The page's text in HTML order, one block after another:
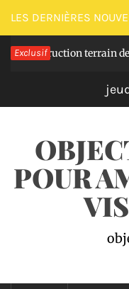
Passer
au
contenu
LES DERNIÈRES
Exclusif terrain de tennis
POUR